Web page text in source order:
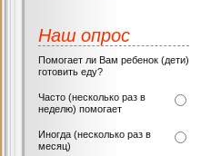
Наш опрос
Помогает ли Вам ребенок (дети)
готовить еду?
Часто (несколько раз в
неделю) помогает
Иногда (несколько раз в
месяц)